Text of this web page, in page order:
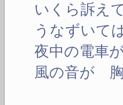
いくら訴え
うなずいて
夜中の電車
風の音が